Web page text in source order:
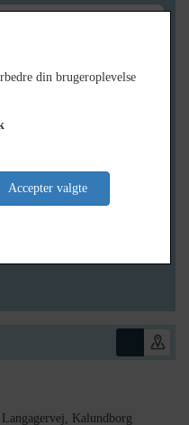
Kalundborg
din brugeroplevelse
Accepter valgte